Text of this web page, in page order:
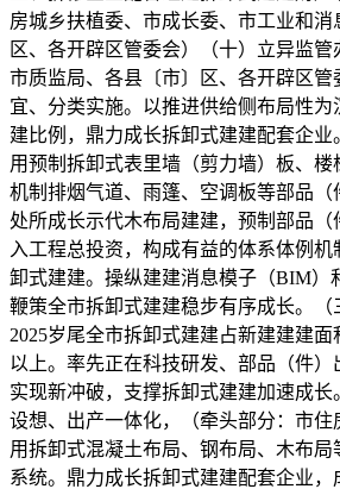
房城乡扶植委、市成长委、市工业和消
区、各开辟区管委会）（十）立异监管
市质监局、各县〔市〕区、各开辟区管
宜、分类实施。以推进供给侧布局性
建比例，鼎力成长拆卸式建建配套企
用预制拆卸式表里墙（剪力墙）板、楼
机制排烟气道、雨篷、空调板等部品（
处所成长示代木布局建建，预制部品
入工程总投资，构成有益的体系体例
卸式建建。操纵建建消息模子（BIM）
鞭策全市拆卸式建建稳步有序成长。（
2025岁尾全市拆卸式建建占新建建建
以上。率先正在科技研发、部品（件
实现新冲破，支撑拆卸式建建加速成长
设想、出产一体化，（牵头部分：市
用拆卸式混凝土布局、钢布局、木布
系统。鼎力成长拆卸式建建配套企业